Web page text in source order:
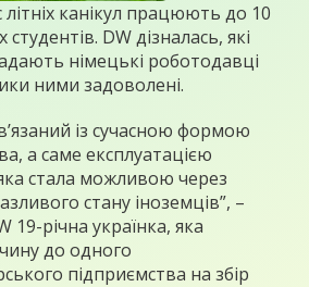
літніх канікул працюють до 10
студентів. DW дізналась, які
німецькі роботодавці
ними задоволені.
із сучасною формою
а саме експлуатацією
стала можливою через
стану іноземців”, –
19-річна українка, яка
до одного
підприємства на збір